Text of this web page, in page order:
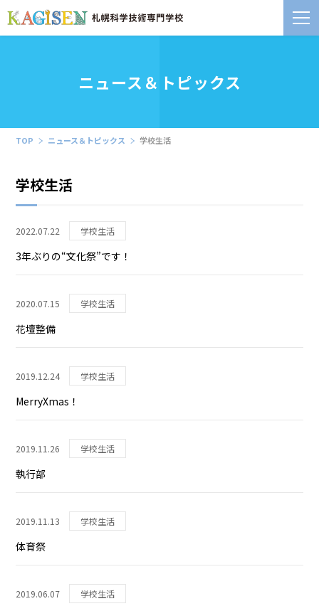
ニュース＆トピックス
TOP ニュース＆トピックス 学校生活
学校生活
2022.07.22 学校生活
3年ぶりの“文化祭”です！
2020.07.15 学校生活
花壇整備
2019.12.24 学校生活
MerryXmas！
2019.11.26 学校生活
執行部
2019.11.13 学校生活
体育祭
2019.06.07 学校生活